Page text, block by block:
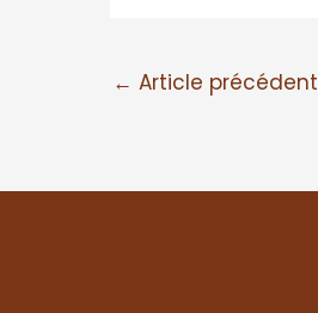
← Article précédent